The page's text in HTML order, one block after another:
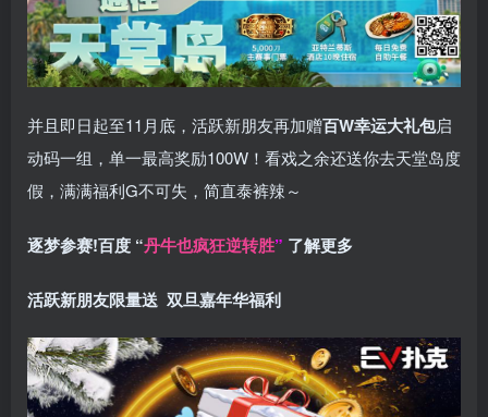
并且即日起至11月底，活跃新朋友再加赠百W幸运大礼包启
动码一组，单一最高奖励100W！看戏之余还送你去天堂岛度
假，满满福利G不可失，简直泰裤辣～
逐梦参赛!百度 “丹牛也疯狂逆转胜” 了解更多
活跃新朋友限量送 双旦嘉年华福利